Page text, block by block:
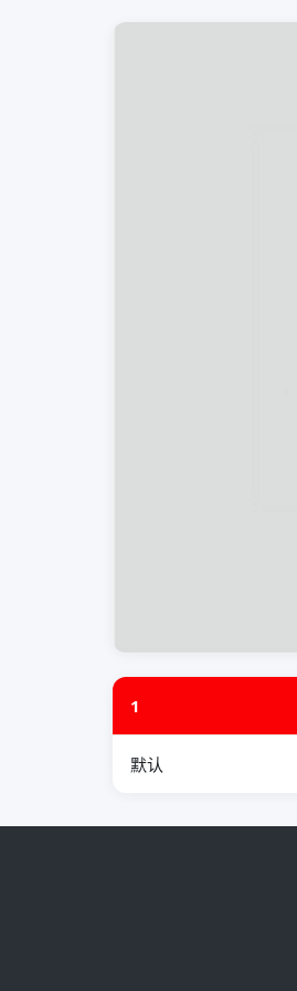
1
默认